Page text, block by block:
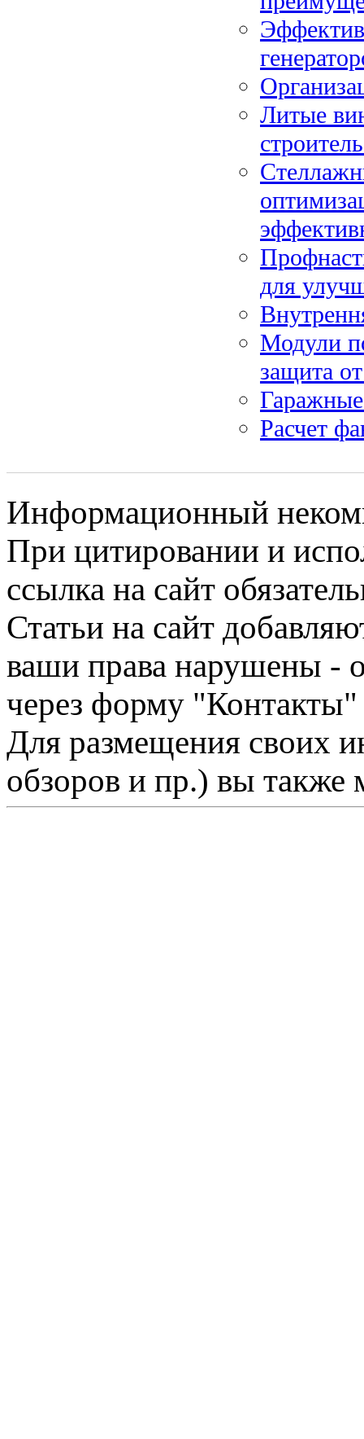
Литые
для
Модули
защита
Расчет
Информационный
При цитировании и
ссылка на сайт
Статьи на сайт
ваши права нарушены -
через форму "Контакты"
Для размещения своих
обзоров и пр.) вы также